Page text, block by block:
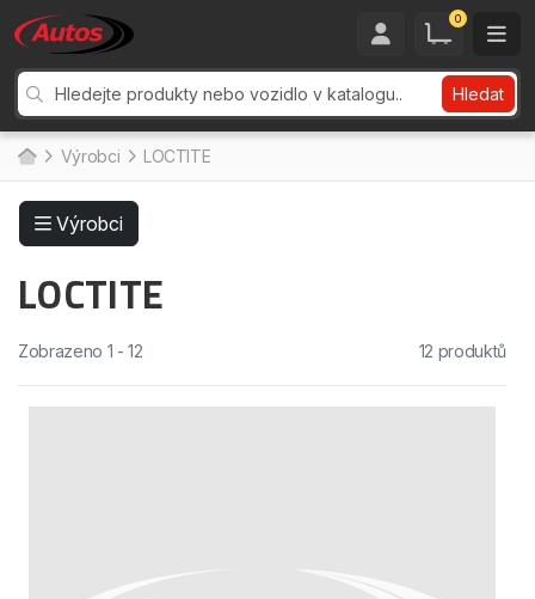
0
Hledat
Výrobci LOCTITE
Výrobci
LOCTITE
Zobrazeno 1 - 12 12 produktů